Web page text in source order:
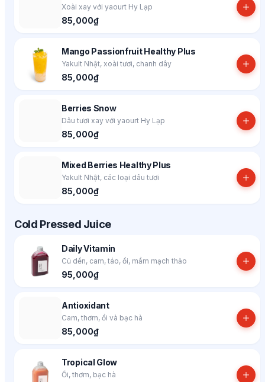
Xoài xay với yaourt Hy Lạp
85,000₫
Mango Passionfruit Healthy Plus
Yakult Nhật, xoài tươi, chanh dây
85,000₫
Berries Snow
Dâu tươi xay với yaourt Hy Lạp
85,000₫
Mixed Berries Healthy Plus
Yakult Nhật, các loại dâu tươi
85,000₫
Cold Pressed Juice
Daily Vitamin
Củ dền, cam, táo, ổi, mầm mạch thảo
95,000₫
Antioxidant
Cam, thơm, ổi và bạc hà
85,000₫
Tropical Glow
Ổi, thơm, bạc hà